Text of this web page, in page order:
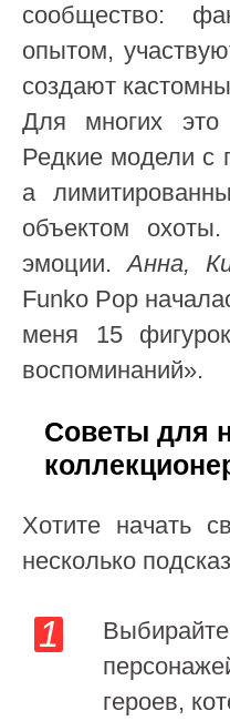
сообщество:
опытом,
создают
Для многих
Редкие модели с
а
объектом
эмоции.Анна,
Funko Pop
меня 15
воспоминаний».
Советы для
Хотите начать
несколько
героев,